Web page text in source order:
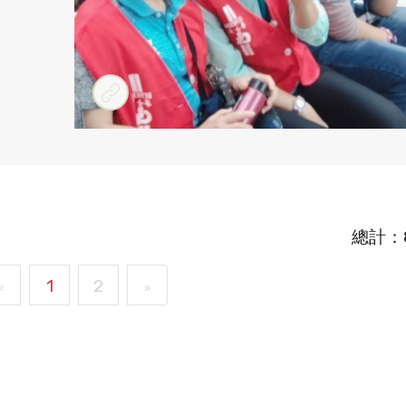
總計
1 2 »